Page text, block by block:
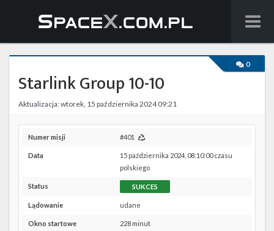
Wiadomości
Baza wiedzy
Starlink
Starship
Szukaj
0
Starlink Group 10-10
Aktualizacja: wtorek, 15 października 2024 09:21
Numer misji #401
Data
15 października 2024, 08:10:00 czasu
polskiego
Status SUKCES
Lądowanie udane
Okno startowe 228 minut